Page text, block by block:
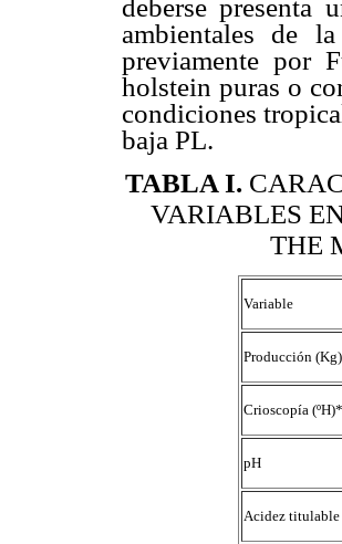
deberse presenta
ambientales de
previamente por
holstein puras o
condiciones
baja PL.
TABLA I.
VARIABLES
THE
Variable
Producción (Kg)
Crioscopía
pH
Acidez